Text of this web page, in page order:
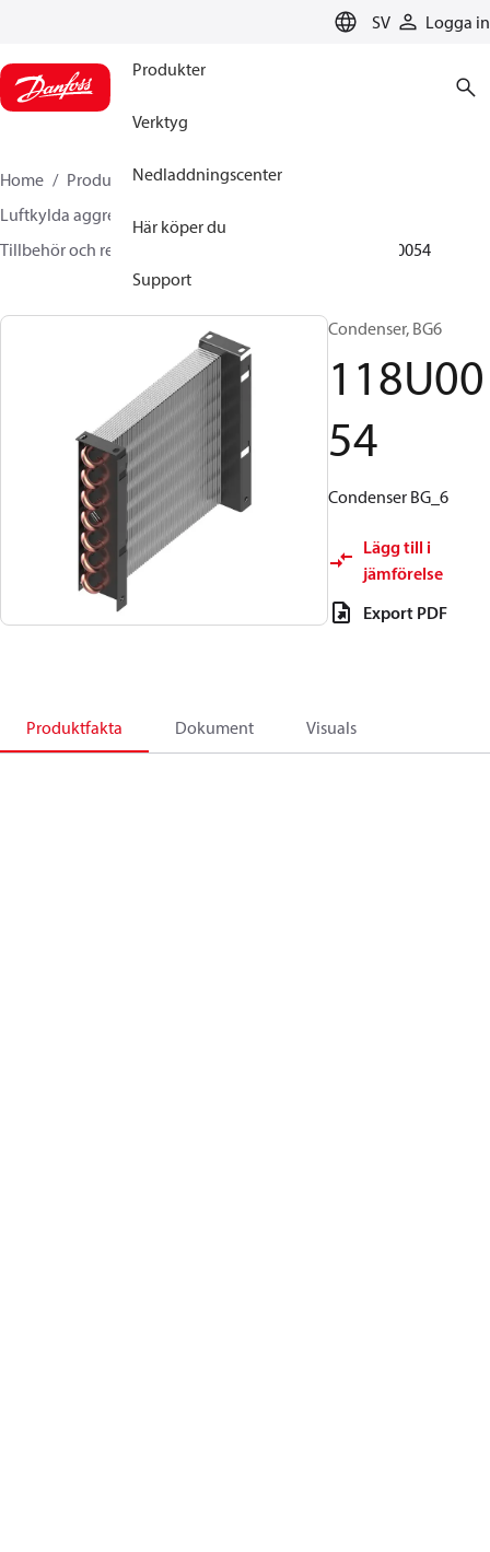
SV Logga in
Produkter
Verktyg
Nedladdningscenter
Här köper du
Support
Home Produkter
Climate Solutions for cooling
Luftkylda aggregat
Tillbehör och reservdelar till kondensaggregat
118U0054
Condenser, BG6
118U00
54
Condenser BG_6
Lägg till i
jämförelse
Export PDF
Produktfakta Dokument Visuals